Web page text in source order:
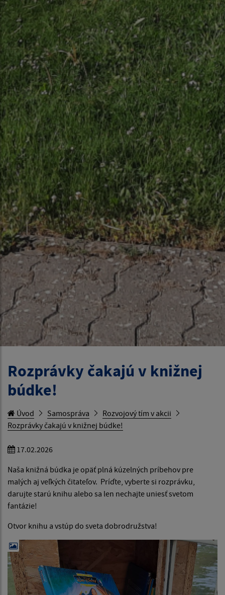
Rozprávky čakajú v knižnej
búdke!
Úvod Samospráva
Rozvojový tím v akcii
Rozprávky čakajú v knižnej búdke!
17.02.2026
Naša knižná búdka je opäť plná kúzelných príbehov pre
malých aj veľkých čitateľov. Príďte, vyberte si rozprávku,
darujte starú knihu alebo sa len nechajte uniesť svetom
fantázie!
Otvor knihu a vstúp do sveta dobrodružstva!